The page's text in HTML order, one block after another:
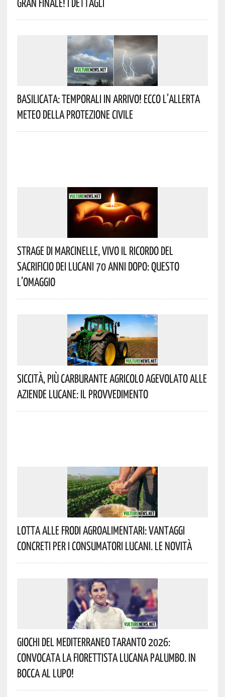
Basilicata: Temporali In Arrivo! Ecco L’allerta
Meteo Della Protezione Civile
Strage Di Marcinelle, Vivo Il Ricordo Del
Sacrificio Dei Lucani 70 Anni Dopo: Questo
L’omaggio
Siccità, Più Carburante Agricolo Agevolato Alle
Aziende Lucane: Il Provvedimento
Lotta Alle Frodi Agroalimentari: Vantaggi
Concreti Per I Consumatori Lucani. Le Novità
Giochi Del Mediterraneo Taranto 2026:
Convocata La Fiorettista Lucana Palumbo. In
Bocca Al Lupo!